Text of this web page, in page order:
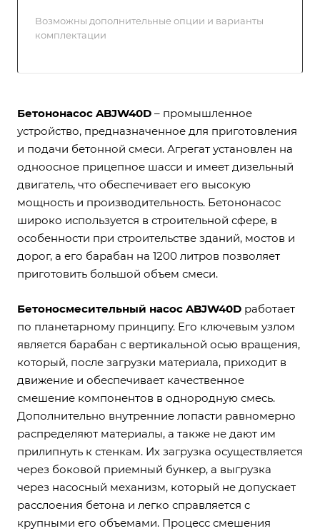
Возможны дополнительные опции и варианты
комплектации
Бетононасос ABJW40D – промышленное
устройство, предназначенное для приготовления
и подачи бетонной смеси. Агрегат установлен на
одноосное прицепное шасси и имеет дизельный
двигатель, что обеспечивает его высокую
мощность и производительность. Бетононасос
широко используется в строительной сфере, в
особенности при строительстве зданий, мостов и
дорог, а его барабан на 1200 литров позволяет
приготовить большой объем смеси.
Бетоносмесительный насос ABJW40D работает
по планетарному принципу. Его ключевым узлом
является барабан с вертикальной осью вращения,
который, после загрузки материала, приходит в
движение и обеспечивает качественное
смешение компонентов в однородную смесь.
Дополнительно внутренние лопасти равномерно
распределяют материалы, а также не дают им
прилипнуть к стенкам. Их загрузка осуществляется
через боковой приемный бункер, а выгрузка
через насосный механизм, который не допускает
расслоения бетона и легко справляется с
крупными его объемами. Процесс смешения